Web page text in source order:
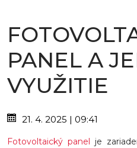
PANEL A
VYUŽITIE
21. 4. 2025 | 09:41
Fotovoltaický panel je